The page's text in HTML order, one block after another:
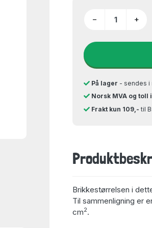
− +
På lager - sendes i
Norsk MVA og toll
Frakt kun 109,- til
Brikkestørrelsen i
Til sammenligning er
cm2.